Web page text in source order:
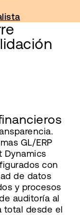
GL/ERP
Dynamics
con
de datos
y procesos
auditoría al
total desde el